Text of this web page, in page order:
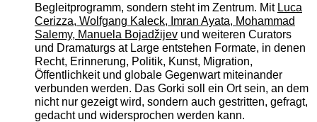
Begleitprogramm, sondern steht im Zentrum. Mit Luca
Cerizza, Wolfgang Kaleck, Imran Ayata, Mohammad
Salemy, Manuela Bojadžijevund weiteren Curators
und Dramaturgs at Large entstehen Formate, in denen
Recht, Erinnerung, Politik, Kunst, Migration,
Öffentlichkeit und globale Gegenwart miteinander
verbunden werden. Das Gorki soll ein Ort sein, an dem
nicht nur gezeigt wird, sondern auch gestritten, gefragt,
gedacht und widersprochen werden kann.